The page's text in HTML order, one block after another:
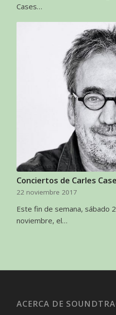
Cases…
Conciertos de Carles
22 noviembre 2017
Este fin de semana, sábado
noviembre, el…
ACERCA DE